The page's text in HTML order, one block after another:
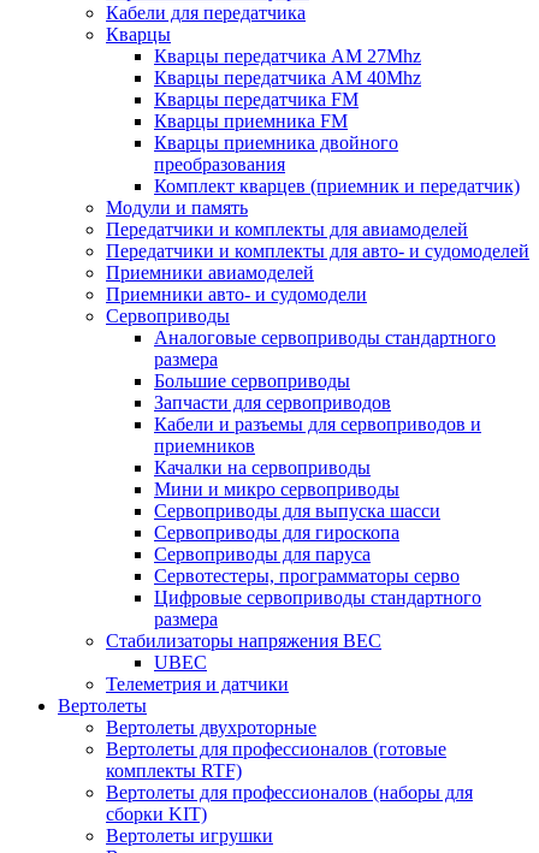
Кабели для передатчика
Кварцы
Кварцы передатчика AM 27Mhz
Кварцы передатчика AM 40Mhz
Кварцы передатчика FM
Кварцы приемника FM
Кварцы приемника двойного
преобразования
Комплект кварцев (приемник и передатчик)
Модули и память
Передатчики и комплекты для авиамоделей
Передатчики и комплекты для авто- и судомоделей
Приемники авиамоделей
Приемники авто- и судомодели
Сервоприводы
Аналоговые сервоприводы стандартного
размера
Большие сервоприводы
Запчасти для сервоприводов
Кабели и разъемы для сервоприводов и
приемников
Качалки на сервоприводы
Мини и микро сервоприводы
Сервоприводы для выпуска шасси
Сервоприводы для гироскопа
Сервоприводы для паруса
Сервотестеры, программаторы серво
Цифровые сервоприводы стандартного
размера
Стабилизаторы напряжения BEC
UBEC
Телеметрия и датчики
Вертолеты
Вертолеты двухроторные
Вертолеты для профессионалов (готовые
комплекты RTF)
Вертолеты для профессионалов (наборы для
сборки KIT)
Вертолеты игрушки